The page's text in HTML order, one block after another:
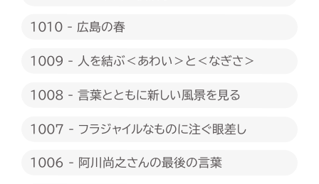
1010 - 広島の春
1009 - 人を結ぶ＜あわい＞と＜なぎさ＞
1008 - 言葉とともに新しい風景を見る
1007 - フラジャイルなものに注ぐ眼差し
1006 - 阿川尚之さんの最後の言葉